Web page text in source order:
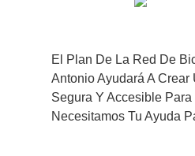
El Plan De La Red De
Antonio Ayudará A Crear
Segura Y Accesible Para
Necesitamos Tu Ayuda
El Plan De La Red De
Antonio Ayudará A Crear
Segura Y Accesible Para
Necesitamos Tu Ayuda